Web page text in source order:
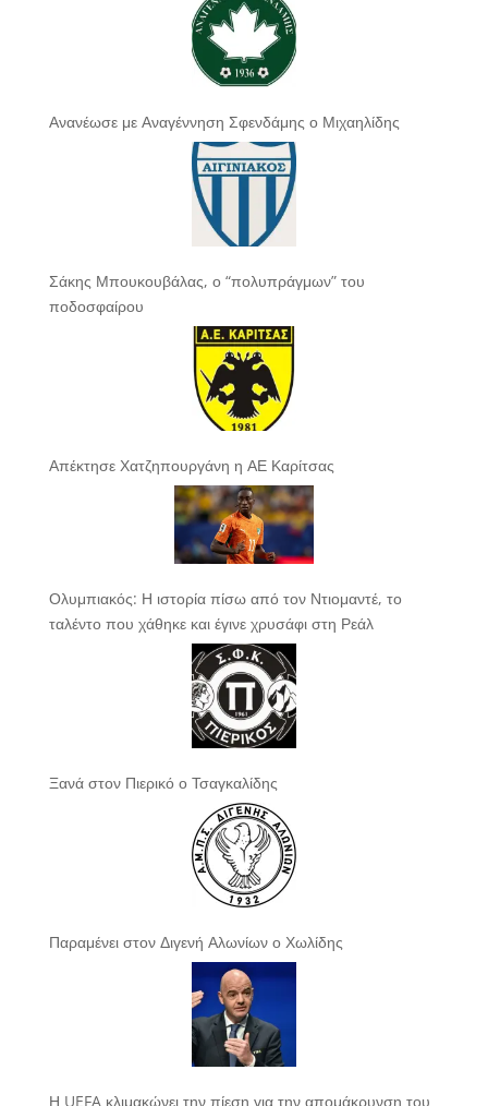
Ανανέωσε με Αναγέννηση Σφενδάμης ο Μιχαηλίδης
Σάκης Μπουκουβάλας, ο “πολυπράγμων” του
ποδοσφαίρου
Απέκτησε Χατζηπουργάνη η ΑΕ Καρίτσας
Ολυμπιακός: Η ιστορία πίσω από τον Ντιομαντέ, το
ταλέντο που χάθηκε και έγινε χρυσάφι στη Ρεάλ
Ξανά στον Πιερικό ο Τσαγκαλίδης
Παραμένει στον Διγενή Αλωνίων ο Χωλίδης
Η UEFA κλιμακώνει την πίεση για την απομάκρυνση του